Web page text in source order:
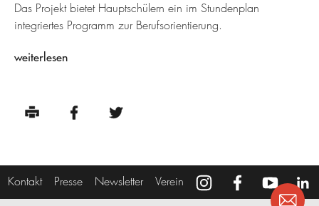
Das Projekt bietet Hauptschülern ein im Stundenplan
integriertes Programm zur Berufsorientierung.
weiterlesen
Kontakt Presse Newsletter Verein